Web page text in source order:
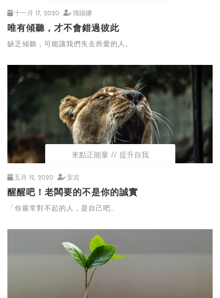
十一月 17, 2020 飛踢娜
唯有傾聽，才不會錯過彼此
缺乏傾聽，可能讓我們失去所愛的人。
來點正能量 提升自我
五月 12, 2020 安吉
醒醒吧！老闆要的不是你的誠實
「你最常對不起的人，是自己吧。